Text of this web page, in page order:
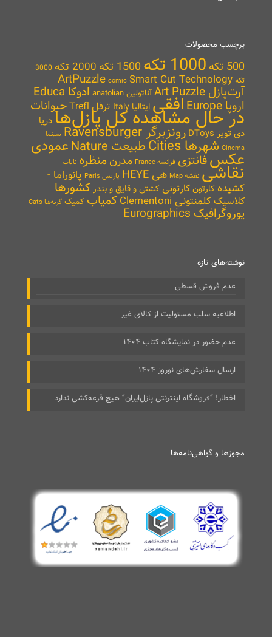
برچسب محصولات
500 تکه 1000 تکه 1500 تکه 2000 تکه
3000
تکه
ArtPuzzle comic Smart Cut Technology
آرت‌پازل Art Puzzle آناتولین anatolian ادوکا Educa
اروپا Europe افقی ایتالیا Italy ترفل Trefl حیواناتدر حال مشاهده کل پازل‌هادریا
دی تویز DToys
رونزبرگر Ravensburger
سینما
Cinema شهرها Cities طبیعت Nature عمودی
عکسفانتزی فرانسه France مدرنمنظره نایاب نقاشی نقشه Map هی HEYE پاریس Paris
پانوراما -
کشیده کارتونکارتونی کشتی و قایق و بندر کشورها
کلاسیککلمنتونی Clementoni کمیاب کمیک گربه‌ها Cats
یوروگرافیک Eurographics
نوشته‌های تازه
عدم فروش قسطی
اطلاعیه سلب مسئولیت از کالای غیر
عدم حضور در نمایشگاه کتاب ۱۴۰۴
ارسال سفارش‌های نوروز ۱۴۰۴
اخطار! “فروشگاه اینترنتی پازل‌ایران” هیچ قرعه‌کشی ندارد
مجوزها و گواهی‌نامه‌ها